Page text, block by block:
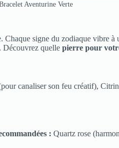
Aventurine Verte
Chaque signe du zodiaque vibre
Découvrez quelle pierre pour
canaliser son feu créatif),
: Quartz rose